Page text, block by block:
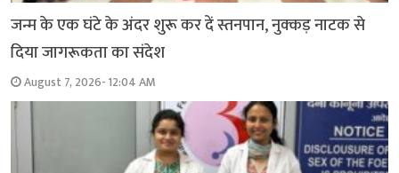
जन्म के एक घंटे के अंदर शुरू कर दें स्तनपान, नुक्कड़ नाटक से
दिया जागरूकता का संदेश
August 7, 2026- 12:04 AM